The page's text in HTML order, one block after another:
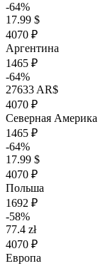
-64%
17.99 $
4070 ₽
Аргентина
1465 ₽
-64%
27633 AR$
4070 ₽
Северная Америка
1465 ₽
-64%
17.99 $
4070 ₽
Польша
1692 ₽
-58%
77.4 zł
4070 ₽
Европа